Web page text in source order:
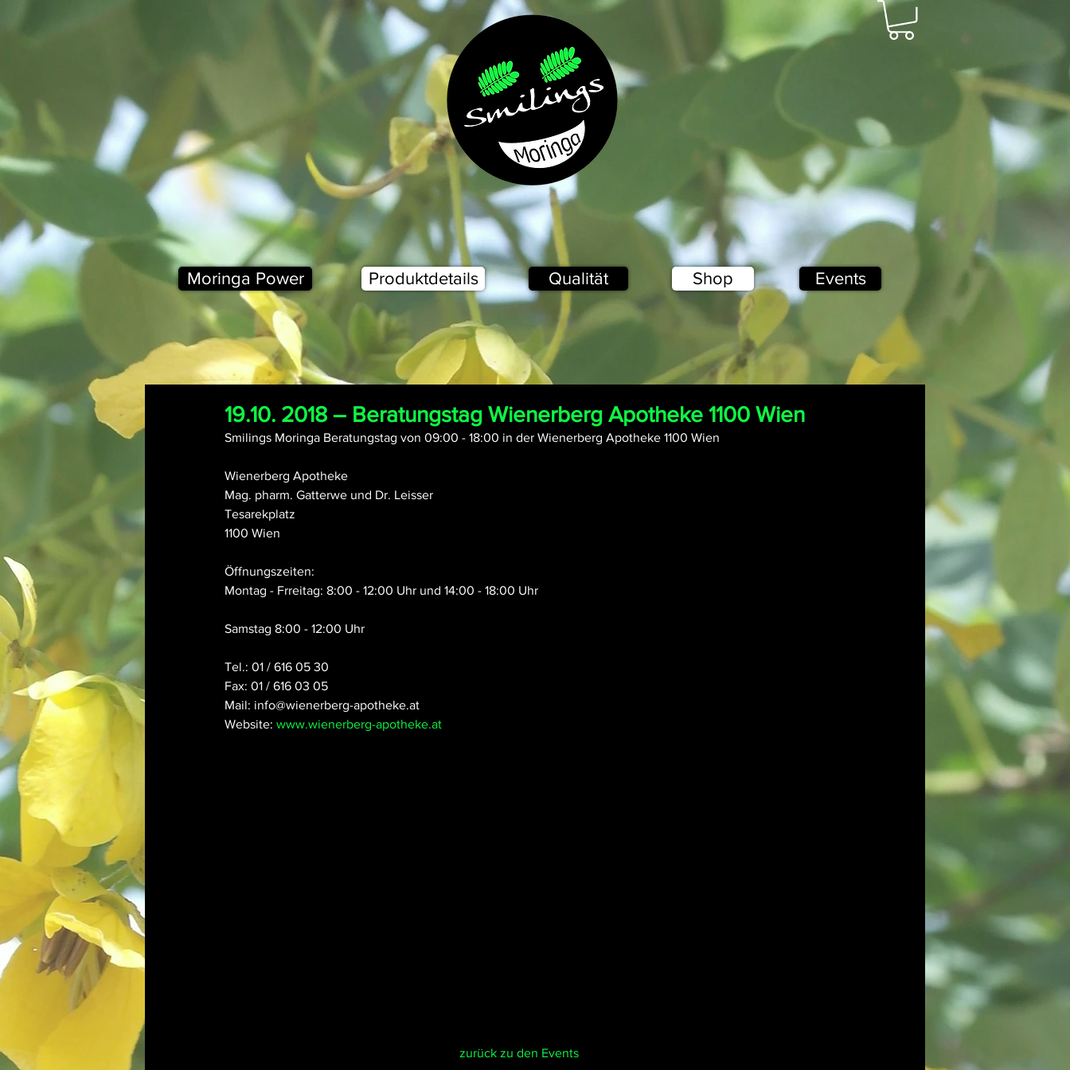
Moringa Power Produktdetails Qualität Shop Events
19.10. 2018 – Beratungstag Wienerberg Apotheke 1100 Wien
Smilings Moringa Beratungstag von 09:00 - 18:00 in der Wienerberg Apotheke 1100 Wien
Wienerberg Apotheke
Mag. pharm. Gatterwe und Dr. Leisser
Tesarekplatz
1100 Wien
Öffnungszeiten:
Montag - Frreitag: 8:00 - 12:00 Uhr und 14:00 - 18:00 Uhr
Samstag 8:00 - 12:00 Uhr
Tel.: 01 / 616 05 30
Fax: 01 / 616 03 05
Mail: info@wienerberg-apotheke.at
Website: www.wienerberg-apotheke.at
zurück zu den Events